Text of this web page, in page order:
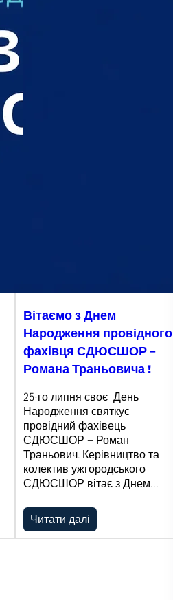
Вітаємо з Днем
Народження провідного
фахівця СДЮСШОР –
Романа Траньовича !
25-го липня своє День
Народження святкує
провідний фахівець
СДЮСШОР – Роман
Траньович. Керівництво та
колектив ужгородського
СДЮСШОР вітає з Днем…
Читати далі